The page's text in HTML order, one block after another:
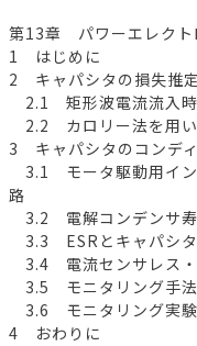
第13章 パワーエレクト
1 はじめに
2 キャパシタの損失推定
2.1 矩形波電流流入時
2.2 カロリー法を用い
3 キャパシタのコンデ
3.1 モータ駆動用イン
路
3.2 電解コンデンサ寿
3.3 ESRとキャパシタ
3.4 電流センサレス・
3.5 モニタリング手法
3.6 モニタリング実
4 おわりに